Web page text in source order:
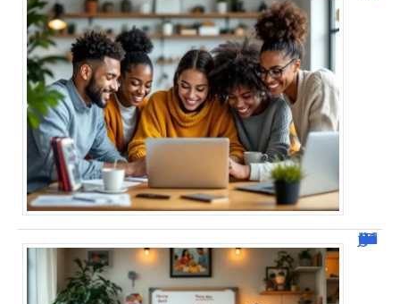
JetPunk : Quiz et jeux de culture générale